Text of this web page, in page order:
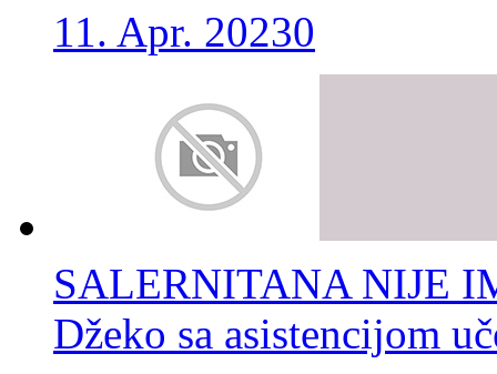
11. Apr. 20230
SALERNITANA NIJE
Džeko sa asistencijom